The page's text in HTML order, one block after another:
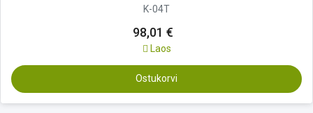
K-04T
98,01 €
Laos
Ostukorvi